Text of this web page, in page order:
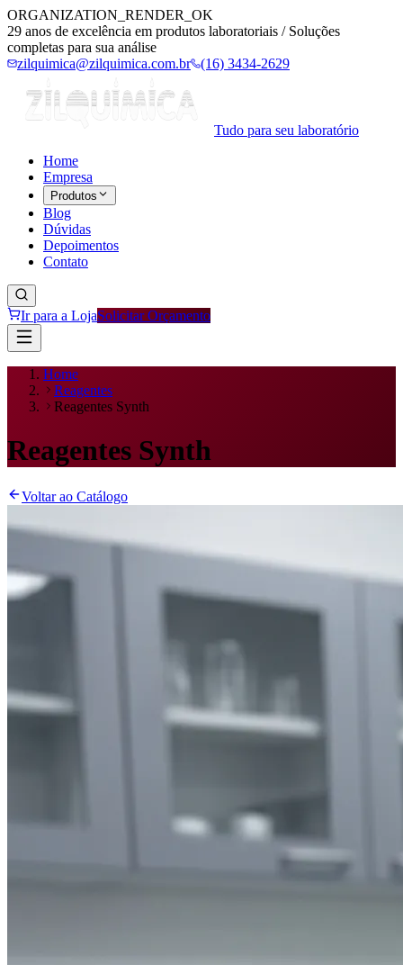
ORGANIZATION_RENDER_OK
29 anos de excelência em produtos laboratoriais / Soluções
completas para sua análise
zilquimica@zilquimica.com.br
(16) 3434-2629
Tudo para seu laboratório
Home
Empresa
Produtos
Blog
Dúvidas
Depoimentos
Contato
Ir para a LojaSolicitar Orçamento
Home
Reagentes
Reagentes Synth
Reagentes Synth
Voltar ao Catálogo